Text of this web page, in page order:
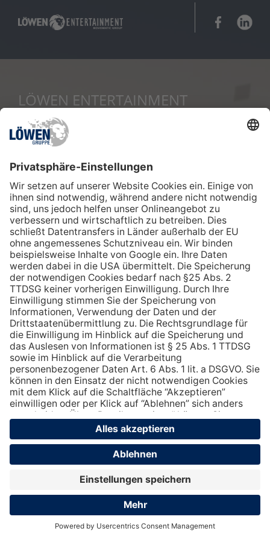
LÖWEN ENTERTAINMENT
und die LÖWEN-Gruppe.
PRODUKTE UNTERNEHMEN
LÖWEN-SERVICE LÖWEN-KUNDENPORTAL
KARRIERE
IMPRESSUM DATENSCHUTZ KONTAKT
COOKIE-EINSTELLUNGEN